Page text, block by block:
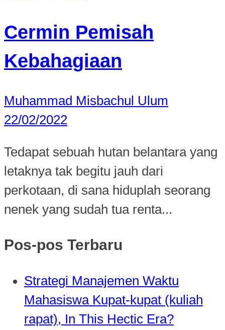
Cermin Pemisah
Kebahagiaan
Muhammad Misbachul Ulum
22/02/2022
Tedapat sebuah hutan belantara yang
letaknya tak begitu jauh dari
perkotaan, di sana hiduplah seorang
nenek yang sudah tua renta...
Pos-pos Terbaru
Strategi Manajemen Waktu
Mahasiswa Kupat-kupat (kuliah
rapat), In This Hectic Era?